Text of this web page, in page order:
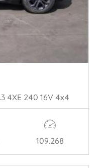
4XE 240 16V 4x4
109.268